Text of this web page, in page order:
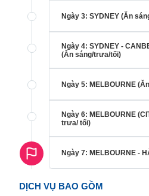
Ngày 3: SYDNEY (Ăn
Ngày 4: SYDNEY -
(Ăn sáng/trưa/tối)
Ngày 5: MELBOURNE
Ngày 6: MELBOURNE
trưa/ tối)
Ngày 7: MELBOURNE -
DỊCH VỤ BAO GỒM